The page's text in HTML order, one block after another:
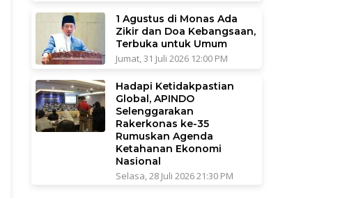
1 Agustus di Monas Ada
Zikir dan Doa Kebangsaan,
Terbuka untuk Umum
Jumat, 31 Juli 2026 12:00 PM
Hadapi Ketidakpastian
Global, APINDO
Selenggarakan
Rakerkonas ke-35
Rumuskan Agenda
Ketahanan Ekonomi
Nasional
Selasa, 28 Juli 2026 21:30 PM